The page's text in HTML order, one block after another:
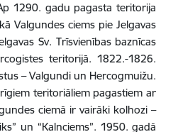
1290. gadu pagasta teritorija
Valgundes ciems pie Jelgavas
Sv. Trīsvienības baznīcas
teritorijā. 1822.-1826.
– Valgundi un Hercogmuižu.
teritoriāliem pagastiem ar
ciemā ir vairāki kolhozi –
un “Kalnciems”. 1950. gadā